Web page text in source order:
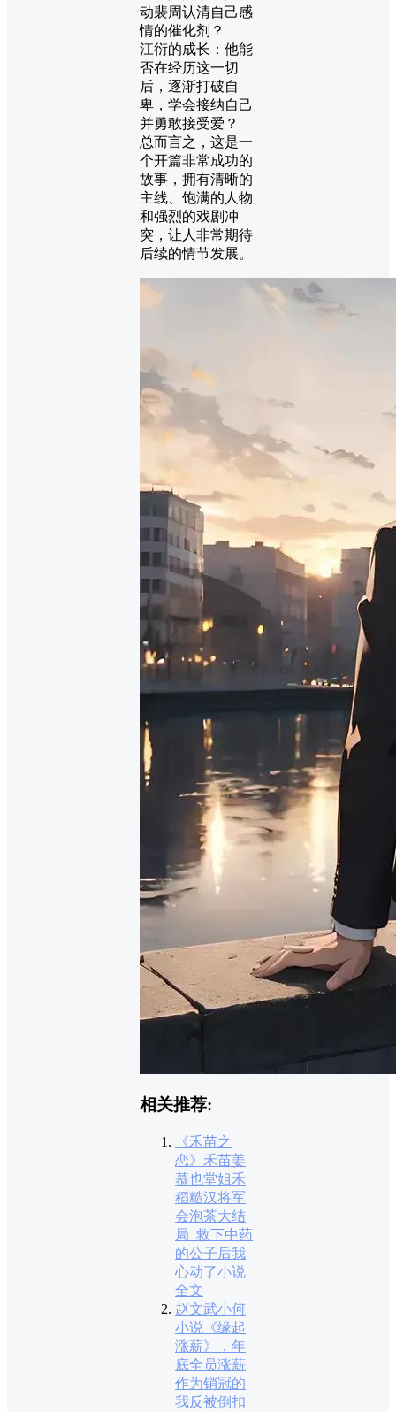
动裴周认清自己感
情的催化剂？
江衍的成长：他能
否在经历这一切
后，逐渐打破自
卑，学会接纳自己
并勇敢接受爱？
总而言之，这是一
个开篇非常成功的
故事，拥有清晰的
主线、饱满的人物
和强烈的戏剧冲
突，让人非常期待
后续的情节发展。
相关推荐:
《禾苗之
恋》禾苗姜
慕也堂姐禾
稻糙汉将军
会泡茶大结
局_救下中药
的公子后我
心动了小说
全文
赵文武小何
小说《缘起
涨薪》，年
底全员涨薪
作为销冠的
我反被倒扣